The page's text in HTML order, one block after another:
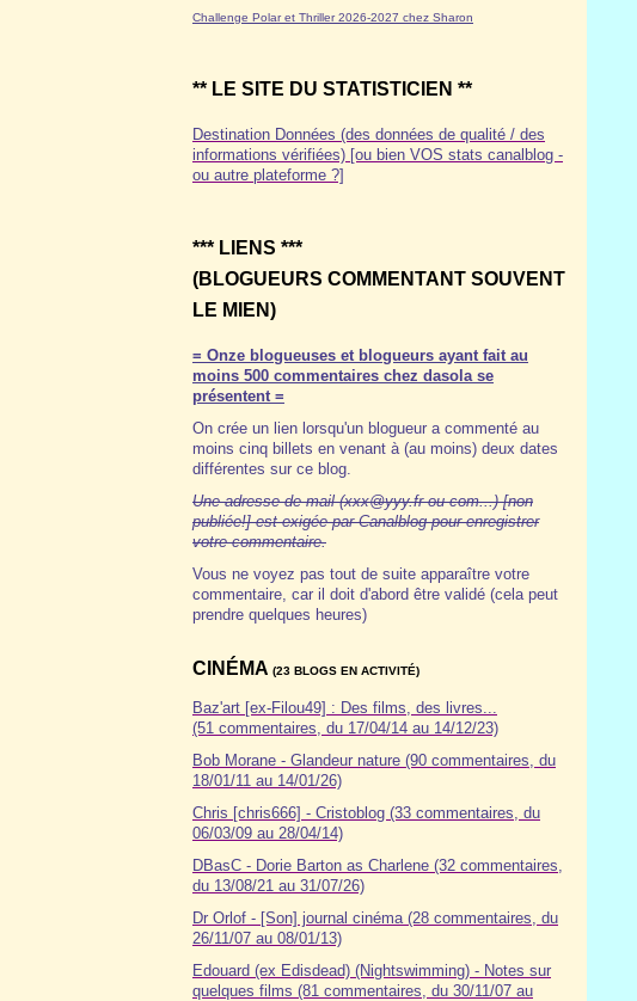
Challenge Polar et Thriller 2026-2027 chez Sharon
** LE SITE DU STATISTICIEN **
Destination Données (des données de qualité / des
informations vérifiées) [ou bien VOS stats canalblog -
ou autre plateforme ?]
*** LIENS ***
(BLOGUEURS COMMENTANT SOUVENT
LE MIEN)
= Onze blogueuses et blogueurs ayant fait au
moins 500 commentaires chez dasola se
présentent =
On crée un lien lorsqu'un blogueur a commenté au
moins cinq billets en venant à (au moins) deux dates
différentes sur ce blog.
Une adresse de mail (xxx@yyy.fr ou com...) [non
publiée!] est exigée par Canalblog pour enregistrer
votre commentaire.
Vous ne voyez pas tout de suite apparaître votre
commentaire, car il doit d'abord être validé (cela peut
prendre quelques heures)
CINÉMA (23 BLOGS EN ACTIVITÉ)
Baz'art [ex-Filou49] : Des films, des livres...
(51 commentaires, du 17/04/14 au 14/12/23)
Bob Morane - Glandeur nature (90 commentaires, du
18/01/11 au 14/01/26)
Chris [chris666] - Cristoblog (33 commentaires, du
06/03/09 au 28/04/14)
DBasC - Dorie Barton as Charlene (32 commentaires,
du 13/08/21 au 31/07/26)
Dr Orlof - [Son] journal cinéma (28 commentaires, du
26/11/07 au 08/01/13)
Edouard (ex Edisdead) (Nightswimming) - Notes sur
quelques films (81 commentaires, du 30/11/07 au